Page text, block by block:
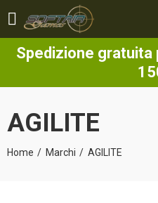
Spedizione gratuita
AGILITE
Home Marchi AGILITE